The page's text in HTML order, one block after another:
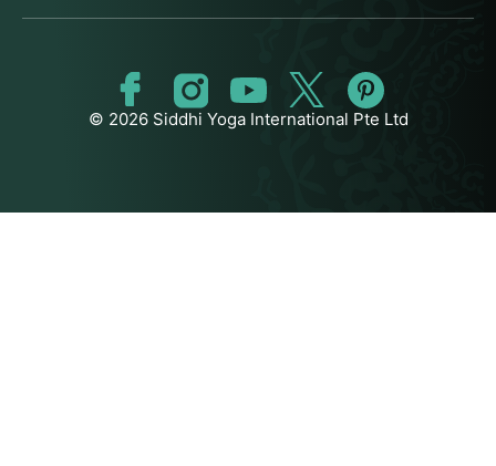
© 2026 Siddhi Yoga International Pte Ltd